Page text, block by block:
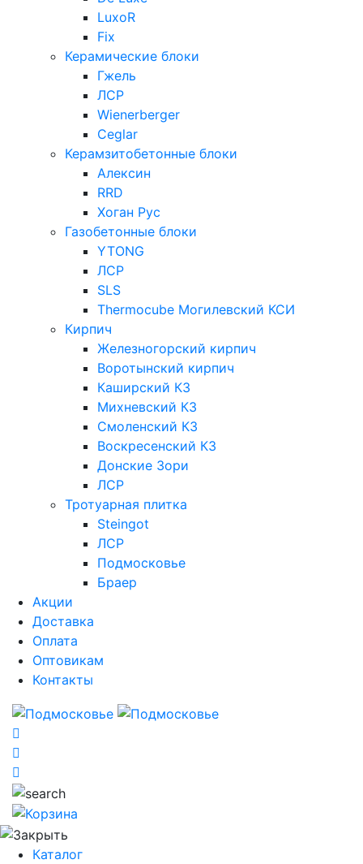
LuxoR
Fix
Керамические блоки
Гжель
ЛСР
Wienerberger
Ceglar
Керамзитобетонные блоки
Алексин
RRD
Хоган Рус
Газобетонные блоки
YTONG
ЛСР
SLS
Thermocube Могилевский КСИ
Кирпич
Железногорский кирпич
Воротынский кирпич
Каширский КЗ
Михневский КЗ
Смоленский КЗ
Воскресенский КЗ
Донские Зори
ЛСР
Тротуарная плитка
Steingot
ЛСР
Подмосковье
Браер
Акции
Доставка
Оплата
Оптовикам
Контакты
Каталог